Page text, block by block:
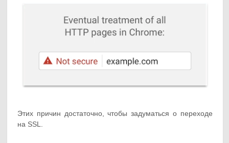
Этих причин достаточно, чтобы задуматься о переходе
на SSL.